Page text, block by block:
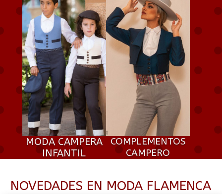
MODA CAMPERA
INFANTIL
COMPLEMENTOS
CAMPERO
NOVEDADES EN MODA FLAMENCA